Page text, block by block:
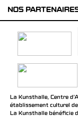
NOS
La Kunsthalle, Centre
établissement culturel
La Kunsthalle bénéficie